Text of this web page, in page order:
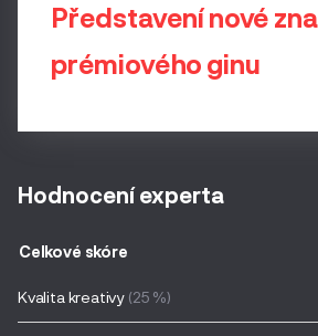
Představení nové
prémiového ginu
Hodnocení experta
Celkové skóre
Kvalita kreativy (25 %)